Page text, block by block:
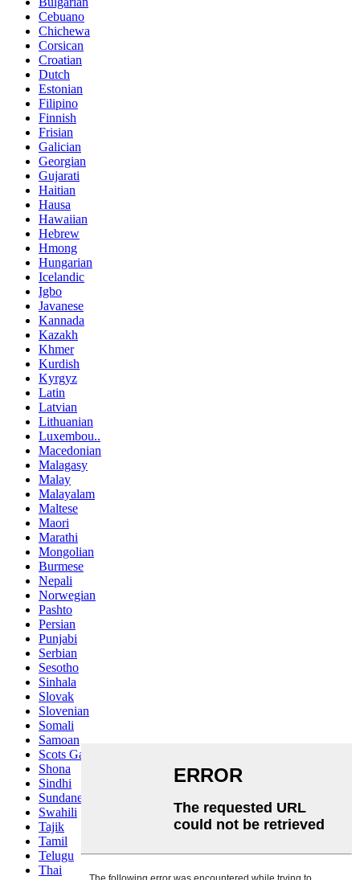
Cebuano
Chichewa
Corsican
Croatian
Dutch
Estonian
Filipino
Finnish
Frisian
Galician
Georgian
Gujarati
Haitian
Hausa
Hawaiian
Hebrew
Hmong
Hungarian
Icelandic
Igbo
Javanese
Kannada
Kazakh
Khmer
Kurdish
Kyrgyz
Latin
Latvian
Lithuanian
Luxembou..
Macedonian
Malagasy
Malay
Malayalam
Maltese
Maori
Marathi
Mongolian
Burmese
Nepali
Norwegian
Pashto
Persian
Punjabi
Serbian
Sesotho
Sinhala
Slovak
Slovenian
Somali
Samoan
Scots Gaelic
Shona
Sindhi
Sundanese
Swahili
Tajik
Tamil
Telugu
Thai